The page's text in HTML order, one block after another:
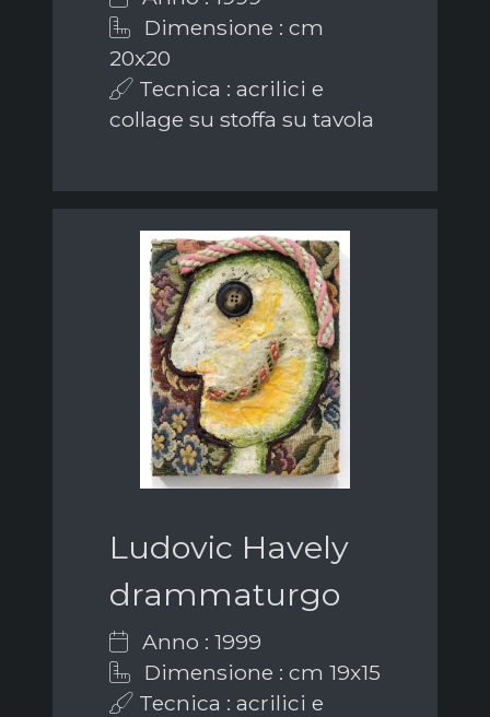
Dimensione : cm
20x20
Tecnica : acrilici e
collage su stoffa su tavola
Ludovic Havely
drammaturgo
Anno : 1999
Dimensione : cm 19x15
Tecnica : acrilici e